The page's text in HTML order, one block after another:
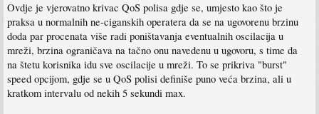
Ovdje je vjerovatno krivac QoS polisa gdje se, umjesto kao što je
praksa u normalnih ne-ciganskih operatera da se na ugovorenu brzinu
doda par procenata više radi poništavanja eventualnih oscilacija u
mreži, brzina ograničava na tačno onu navedenu u ugovoru, s time da
na štetu korisnika idu sve oscilacije u mreži. To se prikriva "burst"
speed opcijom, gdje se u QoS polisi definiše puno veća brzina, ali u
kratkom intervalu od nekih 5 sekundi max.